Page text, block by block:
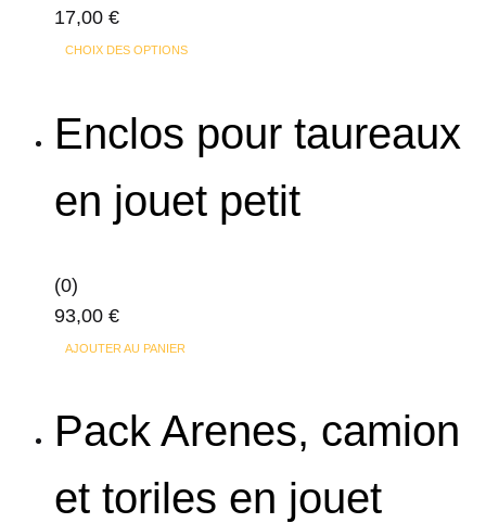
17,00 €
CHOIX DES OPTIONSCe
plusieurs
Les
options
du
Enclos pour taureaux
en jouet petit
(0)
93,00 €
AJOUTER AU PANIER
Pack Arenes, camion
et toriles en jouet